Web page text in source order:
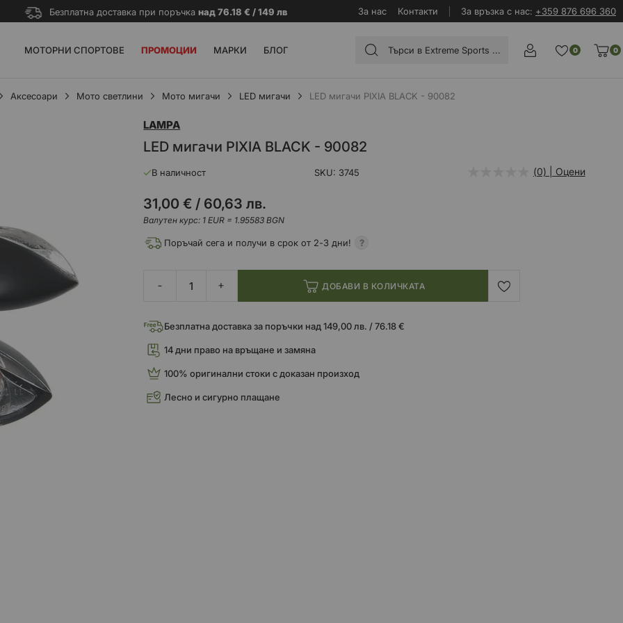
Безплатна доставка при поръчка над 76.18 € / 149 лв За нас Контакти За връзка с нас: +359 876 696 360
МОТОРНИ СПОРТОВЕ ПРОМОЦИИ МАРКИ БЛОГ 0
0
Аксесоари Мото светлини Мото мигачи LED мигачи LED мигачи PIXIA BLACK - 90082
LED мигачи PIXIA BLACK - 90082
LAMPA
В наличност SKU 3745 (0) | Оцени
31,00 € / 60,63 лв.
Валутен курс: 1 EUR = 1.95583 BGN
Поръчай сега и получи в срок от 2-3 дни!
ДОБАВИ В КОЛИЧКАТА
Безплатна доставка за поръчки над 149,00 лв. / 76.18 €
14 дни право на връщане и замяна
100% оригинални стоки с доказан произход
Лесно и сигурно плащане